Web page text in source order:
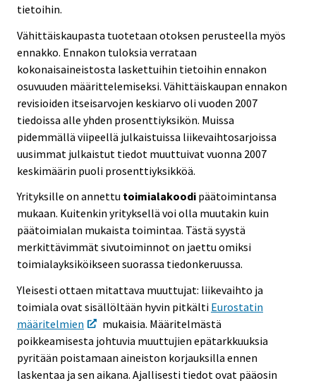
tietoihin.
Vähittäiskaupasta tuotetaan otoksen perusteella myös
ennakko. Ennakon tuloksia verrataan
kokonaisaineistosta laskettuihin tietoihin ennakon
osuvuuden määrittelemiseksi. Vähittäiskaupan ennakon
revisioiden itseisarvojen keskiarvo oli vuoden 2007
tiedoissa alle yhden prosenttiyksikön. Muissa
pidemmällä viipeellä julkaistuissa liikevaihtosarjoissa
uusimmat julkaistut tiedot muuttuivat vuonna 2007
keskimäärin puoli prosenttiyksikköä.
Yrityksille on annettu toimialakoodi päätoimintansa
mukaan. Kuitenkin yrityksellä voi olla muutakin kuin
päätoimialan mukaista toimintaa. Tästä syystä
merkittävimmät sivutoiminnot on jaettu omiksi
toimialayksiköikseen suorassa tiedonkeruussa.
Yleisesti ottaen mitattava muuttujat: liikevaihto ja
toimiala ovat sisällöltään hyvin pitkälti Eurostatin
määritelmien
mukaisia. Määritelmästä
poikkeamisesta johtuvia muuttujien epätarkkuuksia
pyritään poistamaan aineiston korjauksilla ennen
laskentaa ja sen aikana. Ajallisesti tiedot ovat pääosin